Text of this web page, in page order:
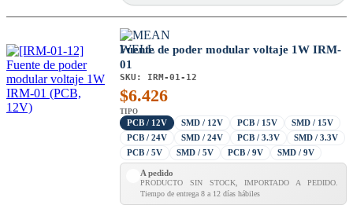
Fuente de poder modular voltaje 1W IRM-
01
SKU: IRM-01-12
$6.426
TIPO
PCB / 12V SMD / 12V PCB / 15V
SMD / 15V
PCB / 24V
SMD / 24V PCB / 3.3V
SMD / 3.3V
PCB / 5V
SMD / 5V PCB / 9V SMD / 9V
A pedido
PRODUCTO SIN STOCK, IMPORTADO A PEDIDO.
Tiempo de entrega 8 a 12 días hábiles